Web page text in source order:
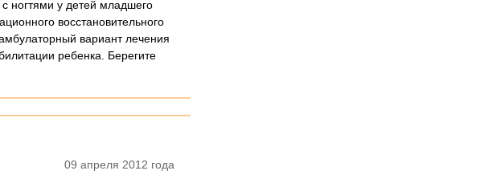
ногтями у детей младшего
восстановительного
вариант лечения
ребенка. Берегите
09 апреля 2012 года